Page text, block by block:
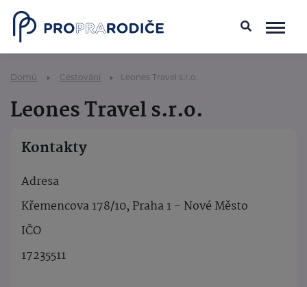
Domů Cestování Leones Travel s.r.o.
Leones Travel s.r.o.
Kontakty
Adresa
Křemencova 178/10, Praha 1 - Nové Město
IČO
17235511